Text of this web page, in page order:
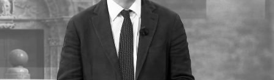
Acepto recibir comunicaciones sobre nuevos
artículos legales.
Acepto
las
condiciones
legales
yde
privacidad
de esta
Al pulsar el botón de envío manifiesta haber leído la siguiente
información básica sobre privacidad : El responsable del tratamiento